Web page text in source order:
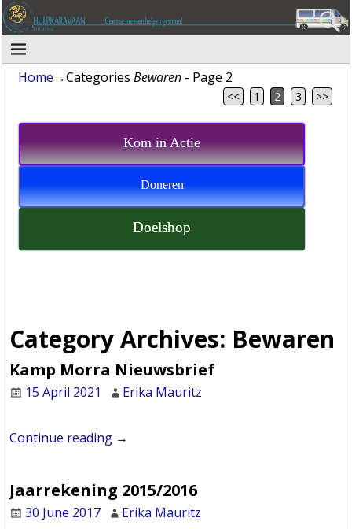
Home→CategoriesBewaren - Page 2
<< 1 2 3 >>
Kom in Actie
Doneren
Doelshop
Category Archives: Bewaren
Kamp Morra Nieuwsbrief
15 April 2021 Erika Mauritz
Continue reading →
Jaarrekening 2015/2016
30 June 2017
Erika Mauritz